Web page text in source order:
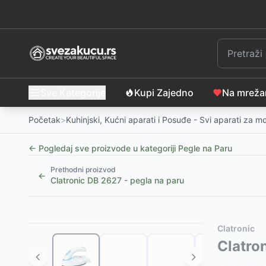
Kupi Zajedno Na
Početak>Kuhinjski, Kućni aparati i Posuđe - Svi aparati za
← Pogledaj sve proizvode u kategoriji Pegle na Paru
←
Prethodni proizvod
Clatronic DB 2627 - pegla na paru
-2099RSD
Haley Pegla na paru 2400W HY2098-
Ovaj proizvod nije dostupan, pogledajte slične
Navlaka za peglu
Clatronic